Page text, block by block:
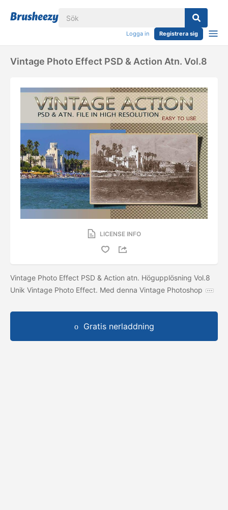
Logga in Registrera sig
Vintage Photo Effect PSD & Action Atn. Vol.8
LICENSE INFO
Vintage Photo Effect PSD & Action atn. Högupplösning Vol.8
Unik Vintage Photo Effect. Med denna Vintage Photoshop
Gratis nerladdning